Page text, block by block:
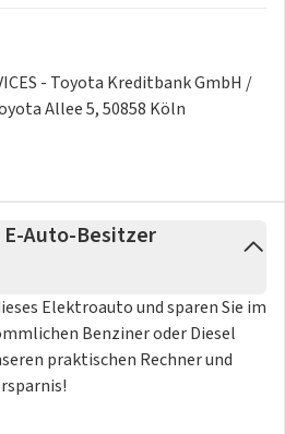
Schuko, 10A)
32A, 7,5m)
Öffnen/Verschließen des
und Heckklappe sowie
Stop-Knopf
mit Hold-Funktion
und stufenlos abblendbar
manuell
- Toyota Kreditbank GmbH /
Allee 5, 50858 Köln
E-Auto-Besitzer
Elektroauto und sparen Sie im
Benziner oder Diesel
praktischen Rechner und